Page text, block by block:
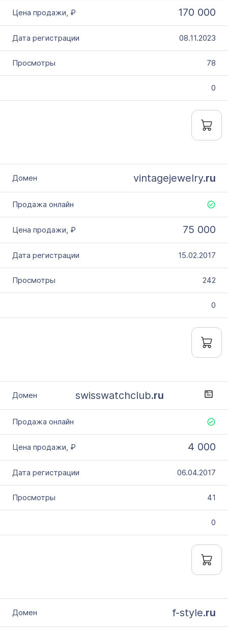
170 000
08.11.2023
78
0
vintagejewelry.ru
75 000
15.02.2017
242
0
swisswatchclub.ru
4 000
06.04.2017
41
0
f-style.ru